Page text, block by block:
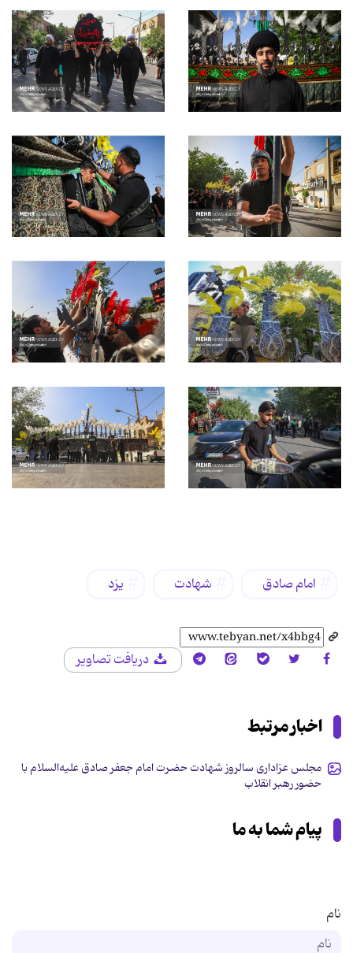
امام صادق شهادت یزد
دریافت تصاویر
اخبار مرتبط
مجلس عزاداری سالروز شهادت حضرت امام جعفر صادق علیه‌السلام با
حضور رهبر انقلاب
پیام شما به ما
نام